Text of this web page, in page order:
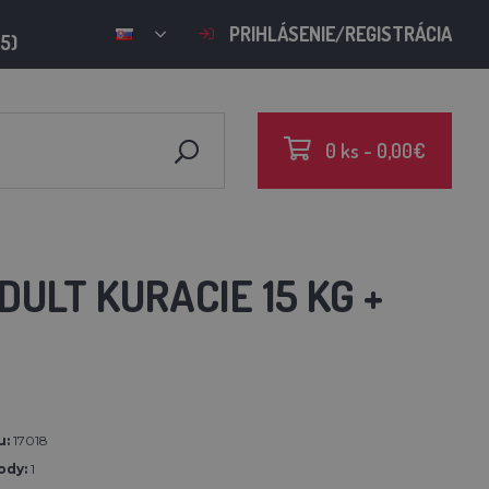
PRIHLÁSENIE/REGISTRÁCIA
0 ks - 0,00€
KURACIE 15 KG +
17018
1